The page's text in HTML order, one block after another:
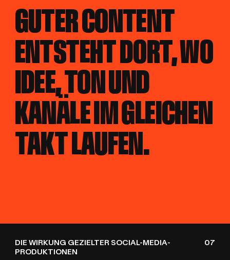
GUTER CONTENT
ENTSTEHT DORT, WO
IDEE, TON UND
KANÄLE IM GLEICHEN
TAKT LAUFEN.
GUTER CONTENT
ENTSTEHT DORT, WO
IDEE, TON UND
KANÄLE IM GLEICHEN
TAKT LAUFEN.
DIE WIRKUNG GEZIELTER SOCIAL-MEDIA-
PRODUKTIONEN
07